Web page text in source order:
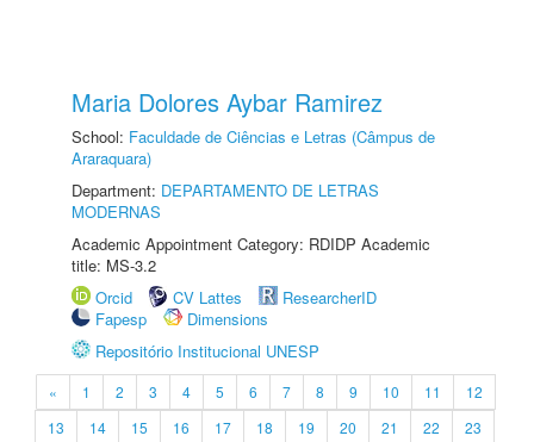
Maria Dolores Aybar Ramirez
School: Faculdade de Ciências e Letras (Câmpus de
Araraquara)
Department: DEPARTAMENTO DE LETRAS
MODERNAS
Academic Appointment Category: RDIDP Academic
title: MS-3.2
Orcid
CV Lattes
ResearcherID
Fapesp
Dimensions
Repositório Institucional UNESP
« 1 2 3 4 5 6 7 8 9 10 11
12
13
14 15 16 17 18 19 20 21 22
23